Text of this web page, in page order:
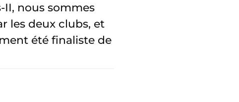
II, nous sommes
les deux clubs, et
été finaliste de